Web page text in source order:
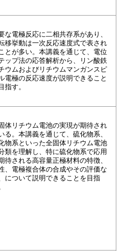
な電極反応に二相共存系があり、
移挙動は一次反応速度式で表され
とが多い。本講義を通じて、電位
ップ法の応答解析から、リン酸鉄
ウムおよびリチウムマンガンスピ
電極の反応速度が説明できること
指す。
体リチウム電池の実現が期待され
る。本講義を通じて、硫化物系、
物系といった全固体リチウム電池
類を理解し、特に硫化物系で応用
待される高容量正極材料の特徴、
、電極複合体の合成やその評価な
について説明できることを目指